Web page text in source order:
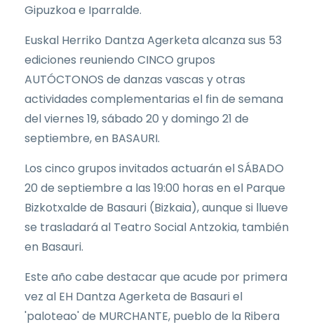
Gipuzkoa e Iparralde.
Euskal Herriko Dantza Agerketa alcanza sus 53
ediciones reuniendo CINCO grupos
AUTÓCTONOS de danzas vascas y otras
actividades complementarias el fin de semana
del viernes 19, sábado 20 y domingo 21 de
septiembre, en BASAURI.
Los cinco grupos invitados actuarán el SÁBADO
20 de septiembre a las 19:00 horas en el Parque
Bizkotxalde de Basauri (Bizkaia), aunque si llueve
se trasladará al Teatro Social Antzokia, también
en Basauri.
Este año cabe destacar que acude por primera
vez al EH Dantza Agerketa de Basauri el
'paloteao' de MURCHANTE, pueblo de la Ribera